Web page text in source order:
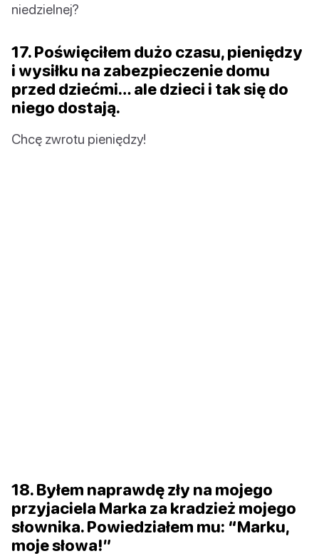
niedzielnej?
17. Poświęciłem dużo czasu, pieniędzy
i wysiłku na zabezpieczenie domu
przed dziećmi… ale dzieci i tak się do
niego dostają.
Chcę zwrotu pieniędzy!
18. Byłem naprawdę zły na mojego
przyjaciela Marka za kradzież mojego
słownika. Powiedziałem mu: “Marku,
moje słowa!”